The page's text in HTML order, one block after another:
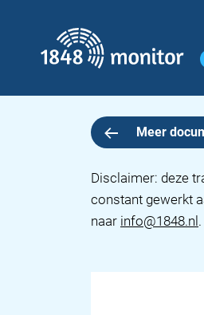
Hoofdmenu
Meer
Disclaimer: deze
constant gewerkt
naar info@1848.nl .